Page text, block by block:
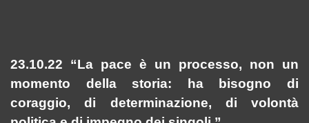
23.10.22 “La pace è un processo, non un
momento della storia: ha bisogno di
coraggio, di determinazione, di volontà